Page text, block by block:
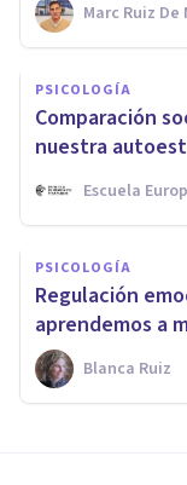
Marc Ruiz
PSICOLOGÍA
Comparación
nuestra
Escuela
PSICOLOGÍA
Regulación
aprendemos a
Blanca Ruiz